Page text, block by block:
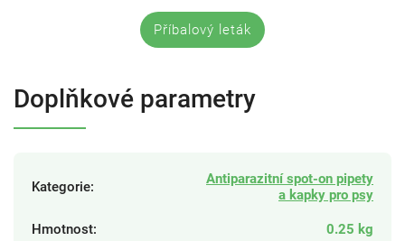
Příbalový leták
Doplňkové parametry
Kategorie:
Antiparazitní spot-on pipety
a kapky pro psy
Hmotnost: 0.25 kg